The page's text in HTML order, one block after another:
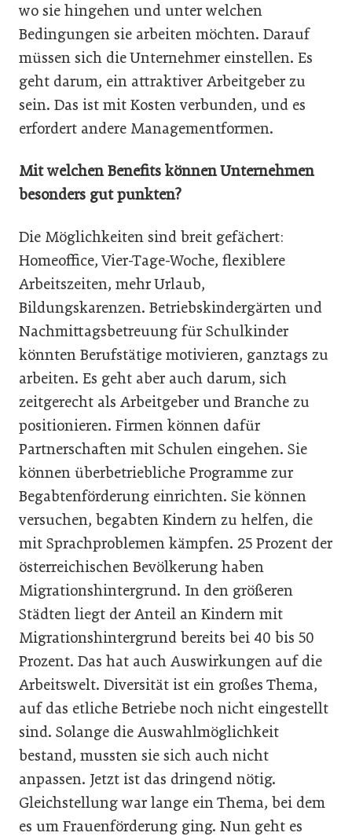
wo sie hingehen und unter welchen
Bedingungen sie arbeiten möchten. Darauf
müssen sich die Unternehmer einstellen. Es
geht darum, ein attraktiver Arbeitgeber zu
sein. Das ist mit Kosten verbunden, und es
erfordert andere Managementformen.
Mit welchen Benefits können Unternehmen
besonders gut punkten?
Die Möglichkeiten sind breit gefächert:
Homeoffice, Vier-Tage-Woche, flexiblere
Arbeitszeiten, mehr Urlaub,
Bildungskarenzen. Betriebskindergärten und
Nachmittagsbetreuung für Schulkinder
könnten Berufstätige motivieren, ganztags zu
arbeiten. Es geht aber auch darum, sich
zeitgerecht als Arbeitgeber und Branche zu
positionieren. Firmen können dafür
Partnerschaften mit Schulen eingehen. Sie
können überbetriebliche Programme zur
Begabtenförderung einrichten. Sie können
versuchen, begabten Kindern zu helfen, die
mit Sprachproblemen kämpfen. 25 Prozent der
österreichischen Bevölkerung haben
Migrationshintergrund. In den größeren
Städten liegt der Anteil an Kindern mit
Migrationshintergrund bereits bei 40 bis 50
Prozent. Das hat auch Auswirkungen auf die
Arbeitswelt. Diversität ist ein großes Thema,
auf das etliche Betriebe noch nicht eingestellt
sind. Solange die Auswahlmöglichkeit
bestand, mussten sie sich auch nicht
anpassen. Jetzt ist das dringend nötig.
Gleichstellung war lange ein Thema, bei dem
es um Frauenförderung ging. Nun geht es